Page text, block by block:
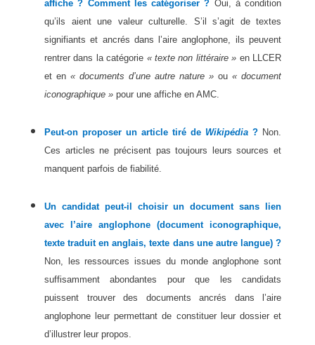
affiche ? Comment les catégoriser ? Oui,
à condition
qu’ils aient une valeur culturelle. S’il s’agit de textes
signifiants et ancrés dans l’aire anglophone, ils peuvent
rentrer dans la catégorie « texte non littéraire » en LLCER
et en « documents d’une autre nature » ou « document
iconographique » pour une affiche en AMC.
Peut-on proposer un article tiré de Wikipédia ? Non.
Ces articles ne précisent pas toujours leurs sources et
manquent parfois de fiabilité.
Un candidat peut-il choisir un document sans lien
avec l’aire anglophone (document iconographique,
texte traduit en anglais, texte dans une autre langue) ?
Non, les ressources issues du monde anglophone sont
suffisamment abondantes pour que les candidats
puissent trouver des documents ancrés dans l’aire
anglophone leur permettant de constituer leur dossier et
d’illustrer leur propos.